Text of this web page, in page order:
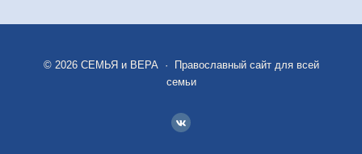
© 2026 СЕМЬЯ и ВЕРА·
Православный сайт для всей
семьи